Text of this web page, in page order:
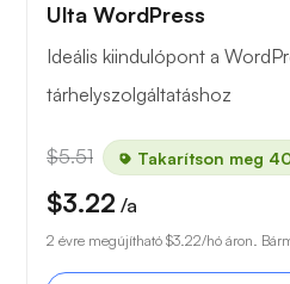
Ulta WordPress
Ideális kiindulópont a
tárhelyszolgáltatáshoz
$5.51 Takarítson meg
$3.22 /a
2 évre megújítható $3.22/hó áron.